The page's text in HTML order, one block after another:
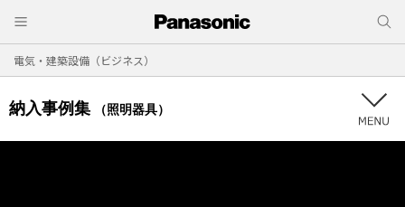
電気・建築設備（ビジネス）
納入事例集 （照明器具）